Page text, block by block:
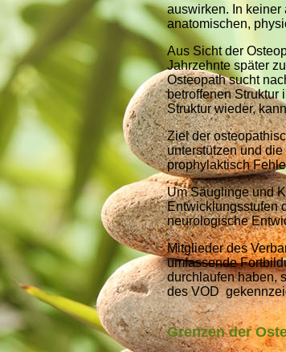
auswirken. In keiner
anatomischen,
Aus Sicht der
Jahrzehnte später
Osteopath sucht
betroffenen Struktur
Struktur wieder,
Ziel der
unterstützen und
prophylaktisch
Um Säuglinge und
Entwicklungsstufen
neurologische
Mitglieder des
umfassende
durchlaufen haben,
des VOD
Grenzen der